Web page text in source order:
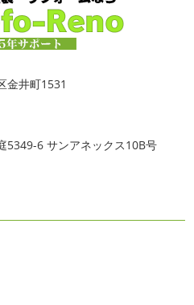
金井町1531
5349-6 サンアネックス10B号